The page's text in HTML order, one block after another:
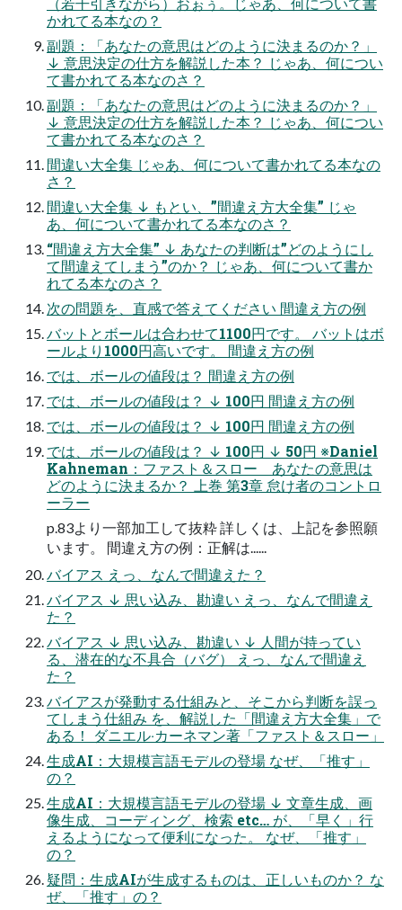
かれてる本なの？
副題：「あなたの意思はどのように決まるのか？」
↓ 意思決定の仕⽅を解説した本？ じゃあ、何につい
て書かれてる本なのさ？
副題：「あなたの意思はどのように決まるのか？」
↓ 意思決定の仕⽅を解説した本？ じゃあ、何につい
て書かれてる本なのさ？
間違い⼤全集 じゃあ、何について書かれてる本なの
さ？
間違い⼤全集 ↓ もとい、”間違え⽅⼤全集” じゃ
あ、何について書かれてる本なのさ？
“間違え⽅⼤全集” ↓ あなたの判断は”どのようにし
て間違えてしまう”のか？ じゃあ、何について書か
れてる本なのさ？
次の問題を、直感で答えてください 間違え⽅の例
バットとボールは合わせて1100円です。 バットはボ
ールより1000円⾼いです。 間違え⽅の例
では、ボールの値段は？ 間違え⽅の例
では、ボールの値段は？ ↓ 100円 間違え⽅の例
では、ボールの値段は？ ↓ 100円 間違え⽅の例
では、ボールの値段は？ ↓ 100円 ↓ 50円 ※Daniel
Kahneman：ファスト＆スロー あなたの意思は
どのように決まるか？ 上巻 第3章 怠け者のコントロ
ーラー
p.83より⼀部加⼯して抜粋 詳しくは、上記を参照願
います。 間違え⽅の例：正解は......
バイアス えっ、なんで間違えた？
バイアス ↓ 思い込み、勘違い えっ、なんで間違え
た？
バイアス ↓ 思い込み、勘違い ↓ ⼈間が持ってい
る、潜在的な不具合（バグ） えっ、なんで間違え
た？
バイアスが発動する仕組みと、そこから判断を誤っ
てしまう仕組み を、解説した「間違え⽅⼤全集」で
ある！ ダニエル‧カーネマン著「ファスト＆スロー」
⽣成AI：⼤規模⾔語モデルの登場 なぜ、「推す」
の？
⽣成AI：⼤規模⾔語モデルの登場 ↓ ⽂章⽣成、画
像⽣成、コーディング、検索 etc… が、「早く」⾏
えるようになって便利になった。 なぜ、「推す」
の？
疑問：⽣成AIが⽣成するものは、正しいものか？ な
ぜ、「推す」の？